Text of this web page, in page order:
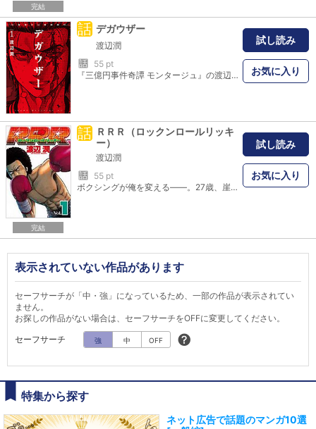
完結
話 デガウザー
渡辺潤
話
55 pt
『三億円事件奇譚 モンタージュ』の渡辺潤が描く新境地！借金を返済するため、貨物船の臨時作業員として船に乗り込んだ矢口求。しかしそれは、壮大な人体実験の幕開けだった。突如船が大きく揺れ、猛烈な頭痛とともに目の前の光景が歪み始める。状況を把握するべく動き出した求の前には、想像を絶する凄惨な光景が広がっており…。世界最大の都市伝説「フィラデルフィア計画」と現代社会が絡み合う、驚愕の国家転覆サスペンス！！
試し読み
お気に入り
完結
話 ＲＲＲ（ロックンロールリッキ
ー）
渡辺潤
話
55 pt
ボクシングが俺を変える――。27歳、崖っぷち拳闘録！！ ジミ・ヘンのように、ジャニスのように。一瞬でもいい、輝いてやらぁ！！ 偉大なロックスターが死に急いだ27歳という“節目”。Rockに生きるダメ男＝岩巻力太郎（ロックンロール・リッキー）は、「減量できたらメジャーデビュー（かも？）」という最後のチャンスに食らいつき、ボクシングという《運命》に出会うのだが――！！
試し読み
お気に入り
表示されていない作品があります
セーフサーチが「中・強」になっているため、一部の作品が表示されてい
ません。
お探しの作品がない場合は、セーフサーチをOFFに変更してください。
セーフサーチ
強 中 OFF
特集から探す
ネット広告で話題のマンガ10選